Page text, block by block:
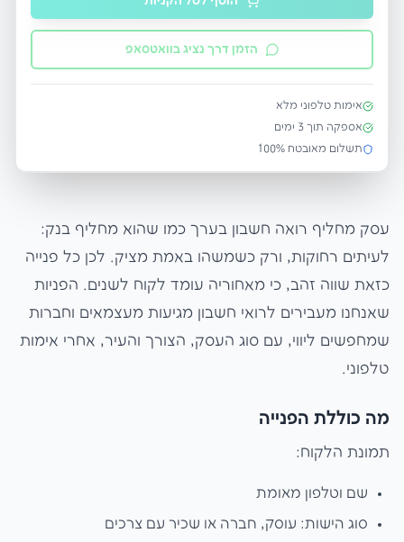
הזמן דרך נציג בוואטסאפ
אימות טלפוני מלא
אספקה תוך 3 ימים
תשלום מאובטח 100%
עסק מחליף רואה חשבון בערך כמו שהוא מחליף בנק:
לעיתים רחוקות, ורק כשמשהו באמת מציק. לכן כל פנייה
כזאת שווה זהב, כי מאחוריה עומד לקוח לשנים. הפניות
שאנחנו מעבירים לרואי חשבון מגיעות מעצמאים וחברות
שמחפשים ליווי, עם סוג העסק, הצורך והעיר, אחרי אימות
טלפוני.
מה כוללת הפנייה
תמונת הלקוח:
שם וטלפון מאומת
סוג הישות: עוסק, חברה או שכיר עם צרכים